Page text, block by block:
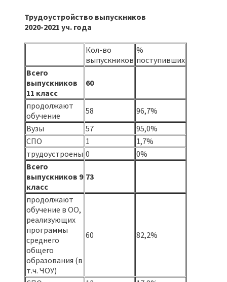
Трудоустройство выпускников
2020-2021 уч. года
Кол-во
выпускников
%
поступивших
Всего
выпускников
11 класс
60
продолжают
обучение
58
96,7%
Вузы
57
95,0%
СПО
1
1,7%
трудоустроены 0
0%
Всего
выпускников 9
класс
73
продолжают
обучение в ОО,
реализующих
программы
среднего
общего
образования (в
т.ч. ЧОУ)
60 82,2%